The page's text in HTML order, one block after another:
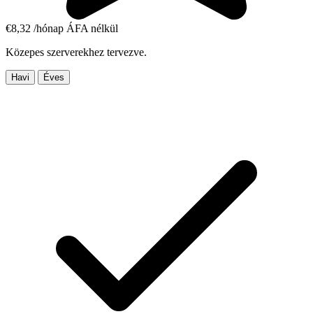
€8,32 /hónap ÁFA nélkül
Közepes szerverekhez tervezve.
Havi Éves